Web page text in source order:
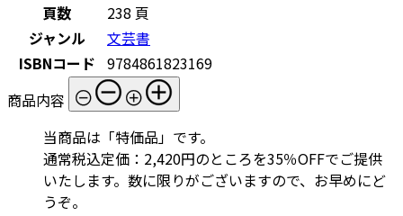
頁数
238 頁
ジャンル
文芸書
ISBNコード 9784861823169
商品内容
当商品は「特価品」です。
通常税込定価：2,420円のところを35％OFFでご提供
いたします。数に限りがございますので、お早めにど
うぞ。